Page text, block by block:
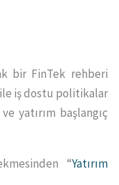
bir FinTek rehberi
ile iş dostu politikalar
yatırım başlangıç
“Yatırım